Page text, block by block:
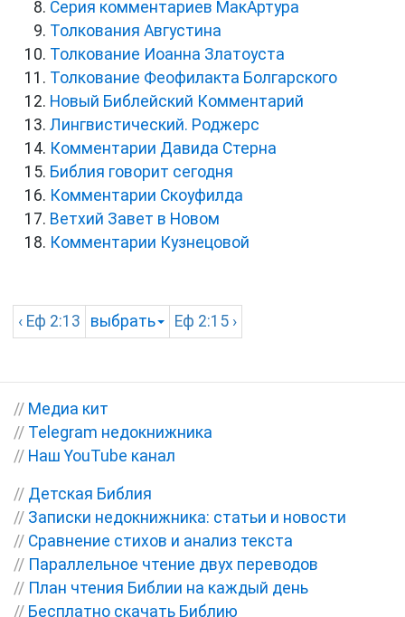
Серия комментариев МакАртура
Толкования Августина
Толкование Иоанна Златоуста
Толкование Феофилакта Болгарского
Новый Библейский Комментарий
Лингвистический. Роджерс
Комментарии Давида Стерна
Библия говорит сегодня
Комментарии Скоуфилда
Ветхий Завет в Новом
Комментарии Кузнецовой
‹ Еф 2:13 выбрать Еф 2:15 ›
// Медиа кит
// Telegram недокнижника
// Наш YouTube канал
// Детская Библия
// Записки недокнижника: статьи и новости
// Сравнение стихов и анализ текста
// Параллельное чтение двух переводов
// План чтения Библии на каждый день
// Бесплатно скачать Библию